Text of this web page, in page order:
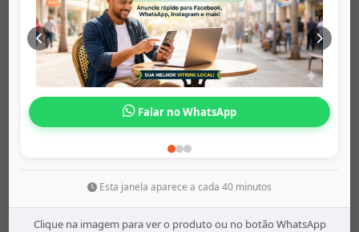
Falar no WhatsApp
Esta janela aparece a cada 40 minutos
Clique na imagem para ver o produto ou no botão WhatsApp
Amplificador ...
barramaisbaratovitrine
Origem: barramaisbaratovitrine
Share WhatsAppTwitter Facebook
R$75,99